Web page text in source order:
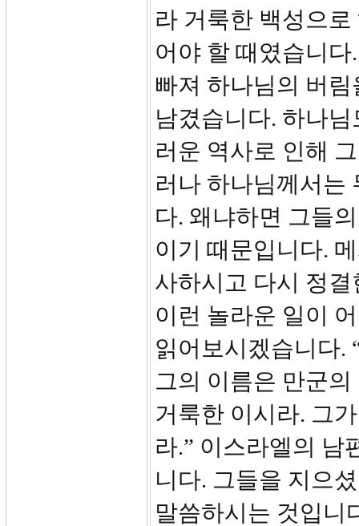
라 거룩한 백성으
어야 할 때였습니
빠져 하나님의 버
남겼습니다. 하나
러운 역사로 인해
러나 하나님께서는
다. 왜냐하면 그들
이기 때문입니다.
사하시고 다시 정
이런 놀라운 일이
읽어보시겠습니다.
그의 이름은 만군
거룩한 이시라. 그
라.” 이스라엘의 남
니다. 그들을 지으
말씀하시는 것입니